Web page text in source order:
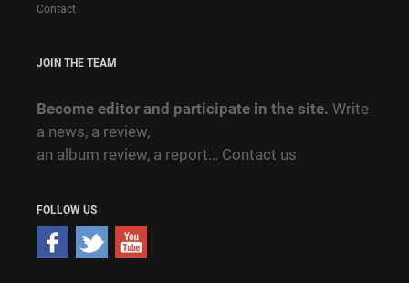
Contact
JOIN THE TEAM
Become editor and participate in the site. Write
a news, a review,
an album review, a report… Contact us
FOLLOW US